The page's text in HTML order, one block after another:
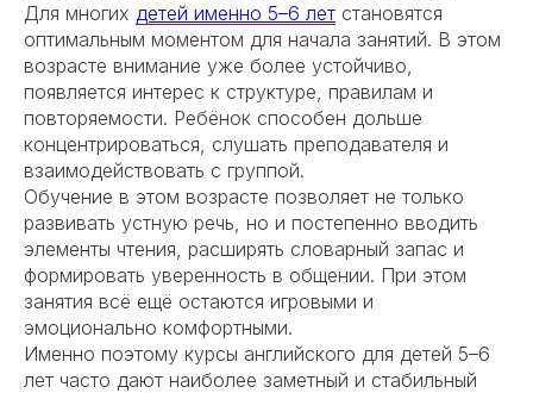
Для многих детей именно 5–6 лет становятся
оптимальным моментом для начала занятий. В этом
возрасте внимание уже более устойчиво,
появляется интерес к структуре, правилам и
повторяемости. Ребёнок способен дольше
концентрироваться, слушать преподавателя и
взаимодействовать с группой.
Обучение в этом возрасте позволяет не только
развивать устную речь, но и постепенно вводить
элементы чтения, расширять словарный запас и
формировать уверенность в общении. При этом
занятия всё ещё остаются игровыми и
эмоционально комфортными.
Именно поэтому курсы английского для детей 5–6
лет часто дают наиболее заметный и стабильный